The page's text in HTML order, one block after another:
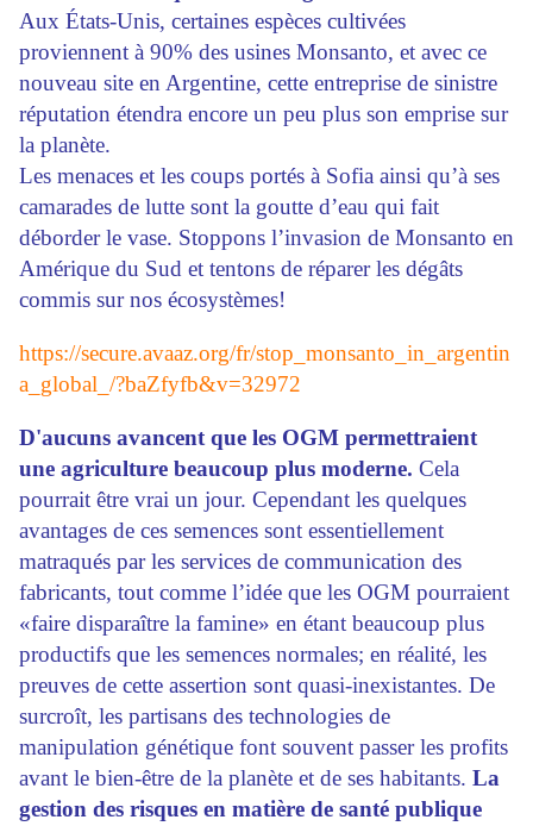
Aux États-Unis, certaines espèces cultivées
proviennent à 90% des usines Monsanto, et avec ce
nouveau site en Argentine, cette entreprise de sinistre
réputation étendra encore un peu plus son emprise sur
la planète.
Les menaces et les coups portés à Sofia ainsi qu’à ses
camarades de lutte sont la goutte d’eau qui fait
déborder le vase. Stoppons l’invasion de Monsanto en
Amérique du Sud et tentons de réparer les dégâts
commis sur nos écosystèmes!
https://secure.avaaz.org/fr/stop_monsanto_in_argentin
a_global_/?baZfyfb&v=32972
D'aucuns avancent que les OGM permettraient
une agriculture beaucoup plus moderne. Cela
pourrait être vrai un jour. Cependant les quelques
avantages de ces semences sont essentiellement
matraqués par les services de communication des
fabricants, tout comme l’idée que les OGM pourraient
«faire disparaître la famine» en étant beaucoup plus
productifs que les semences normales; en réalité, les
preuves de cette assertion sont quasi-inexistantes. De
surcroît, les partisans des technologies de
manipulation génétique font souvent passer les profits
avant le bien-être de la planète et de ses habitants. La
gestion des risques en matière de santé publique